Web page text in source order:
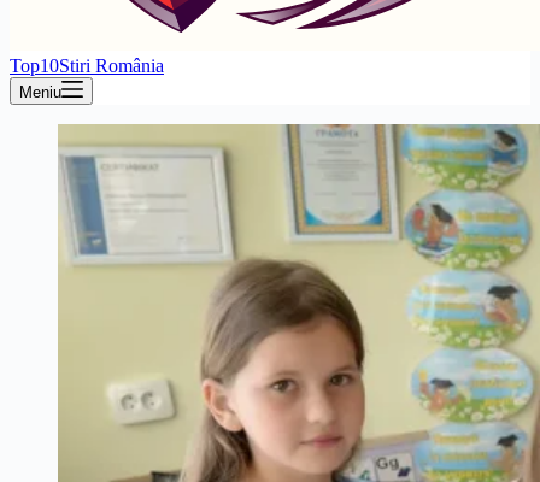
Top10Stiri România
Meniu